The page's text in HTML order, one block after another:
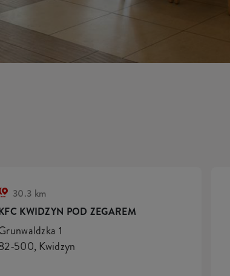
KWIDZYN POD ZEGAREM
1
500, Kwidzyn
30.3 km